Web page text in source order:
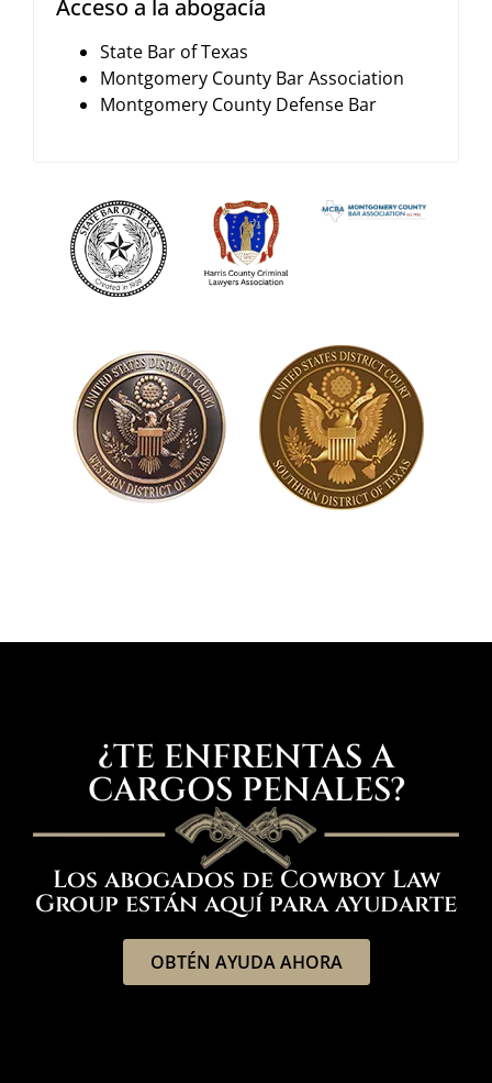
Acceso a la abogacía
State Bar of Texas
Montgomery County Bar Association
Montgomery County Defense Bar
¿TE ENFRENTAS A
CARGOS PENALES?
Los abogados de Cowboy Law
Group están aquí para ayudarte
OBTÉN AYUDA AHORA